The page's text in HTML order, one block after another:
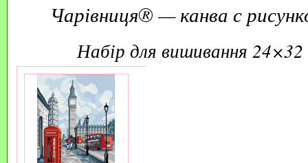
Чарівниця® — канва с
набір для вишивання 24×32